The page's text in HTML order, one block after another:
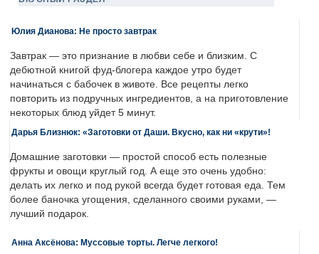
Юлия Дианова: Не просто завтрак
Завтрак — это признание в любви себе и близким. С
дебютной книгой фуд-блогера каждое утро будет
начинаться с бабочек в животе. Все рецепты легко
повторить из подручных ингредиентов, а на приготовление
некоторых блюд уйдет 5 минут.
Дарья Близнюк: «Заготовки от Даши. Вкусно, как ни «крути»!
Домашние заготовки — простой способ есть полезные
фрукты и овощи круглый год. А еще это очень удобно:
делать их легко и под рукой всегда будет готовая еда. Тем
более баночка угощения, сделанного своими руками, —
лучший подарок.
Анна Аксёнова: Муссовые торты. Легче легкого!